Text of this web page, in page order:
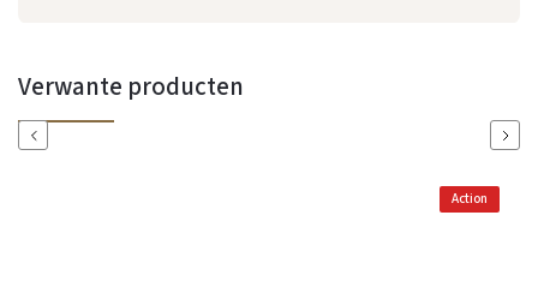
Verwante producten
Previous
Action
Next